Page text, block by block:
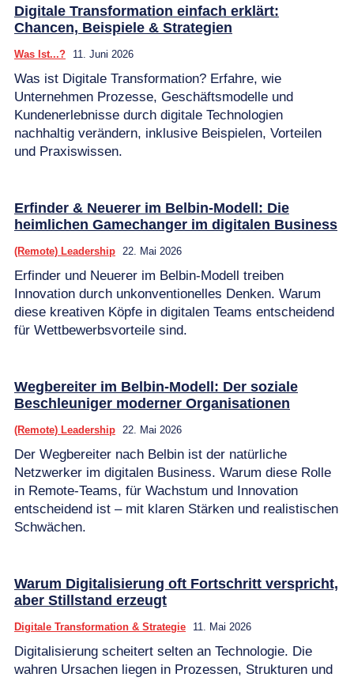
Digitale Transformation einfach erklärt:
Chancen, Beispiele & Strategien
Was Ist...? 11. Juni 2026
Was ist Digitale Transformation? Erfahre, wie
Unternehmen Prozesse, Geschäftsmodelle und
Kundenerlebnisse durch digitale Technologien
nachhaltig verändern, inklusive Beispielen, Vorteilen
und Praxiswissen.
Erfinder & Neuerer im Belbin-Modell: Die
heimlichen Gamechanger im digitalen Business
(Remote) Leadership 22. Mai 2026
Erfinder und Neuerer im Belbin-Modell treiben
Innovation durch unkonventionelles Denken. Warum
diese kreativen Köpfe in digitalen Teams entscheidend
für Wettbewerbsvorteile sind.
Wegbereiter im Belbin-Modell: Der soziale
Beschleuniger moderner Organisationen
(Remote) Leadership 22. Mai 2026
Der Wegbereiter nach Belbin ist der natürliche
Netzwerker im digitalen Business. Warum diese Rolle
in Remote-Teams, für Wachstum und Innovation
entscheidend ist – mit klaren Stärken und realistischen
Schwächen.
Warum Digitalisierung oft Fortschritt verspricht,
aber Stillstand erzeugt
Digitale Transformation & Strategie 11. Mai 2026
Digitalisierung scheitert selten an Technologie. Die
wahren Ursachen liegen in Prozessen, Strukturen und